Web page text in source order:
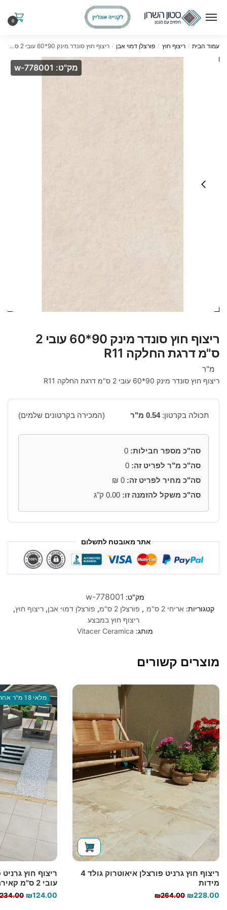
0
עמוד הבית / ריצוף חוץ / פורצלן דמוי אבן / ריצוף חוץ סונדר מינק 90*60 עובי 2 ס"מ דרגת החלקה R11
מק"ט: w-778001
ריצוף חוץ סונדר מינק 90*60 עובי 2
ס"מ דרגת החלקה R11
מ"ר
ריצוף חוץ סונדר מינק 90*60 עובי 2 ס"מ דרגת החלקה R11
תכולה בקרטון:0.54 מ"ר (המכירה בקרטונים שלמים)
סה"כ מספר חבילות: 0
סה"כ מ"ר לפריט זה: 0
סה"כ מחיר לפריט זה: 0
₪
סה"כ משקל להזמנה זו: 0.00 ק"ג
אתר מאובטח לתשלום
מק"ט: w-778001
קטגוריות: אריחי 2 ס"מ , פורצלן 2 ס"מ , פורצלן דמוי אבן,ריצוף חוץ,
ריצוף חוץ במבצע
מותג: Vitacer Ceramica
מוצרים קשורים
ריצוף חוץ גרניט פורצלן איאוטרוק גולד 4
מידות
₪264.00 ₪228.00
מלאי 18 מ"ר אחרונים
עובי 2 ס"מ קאירה בז R11
234.00 ₪124.00